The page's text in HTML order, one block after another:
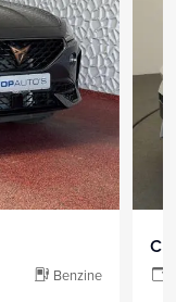
Benzine